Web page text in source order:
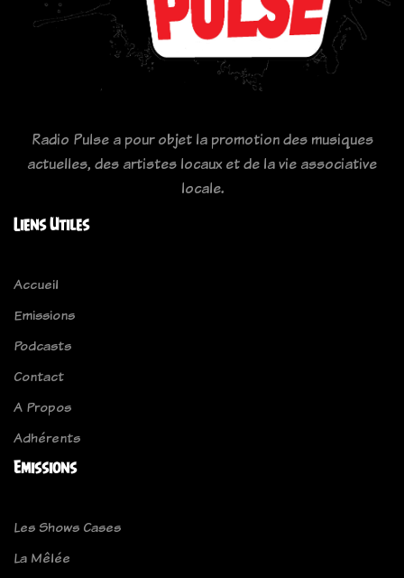
Radio Pulse a pour objet la promotion des musiques
actuelles, des artistes locaux et de la vie associative
locale.
Liens Utiles
Accueil
Emissions
Podcasts
Contact
A Propos
Adhérents
Emissions
Les Shows Cases
La Mêlée